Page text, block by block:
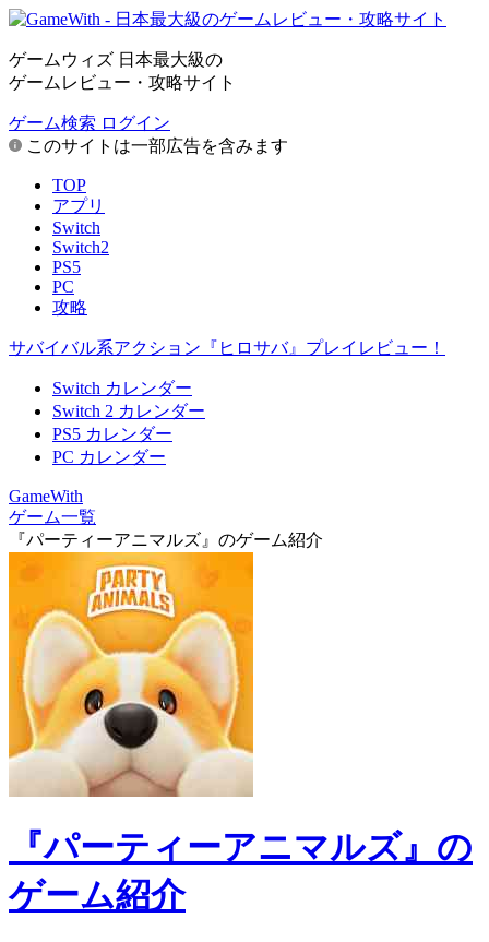
ゲームウィズ 日本最大級の
ゲームレビュー・攻略サイト
ゲーム検索 ログイン
このサイトは一部広告を含みます
TOP
アプリ
Switch
Switch2
PS5
PC
攻略
サバイバル系アクション『ヒロサバ』プレイレビュー！
Switch カレンダー
Switch 2 カレンダー
PS5 カレンダー
PC カレンダー
GameWith
ゲーム一覧
『パーティーアニマルズ』のゲーム紹介
『パーティーアニマルズ』の
ゲーム紹介